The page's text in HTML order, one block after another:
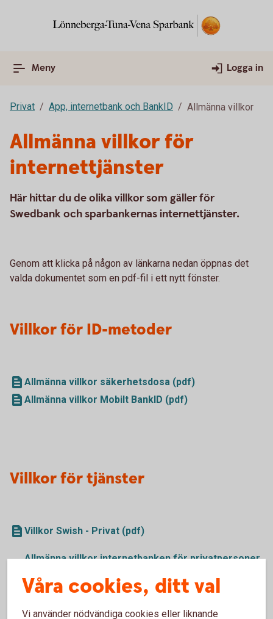
Meny Logga in
Privat App, internetbank och BankID Allmänna villkor
Allmänna villkor för
internettjänster
Här hittar du de olika villkor som gäller för
Swedbank och sparbankernas internettjänster.
Genom att klicka på någon av länkarna nedan öppnas det
valda dokumentet som en pdf-fil i ett nytt fönster.
Villkor för ID-metoder
Allmänna villkor säkerhetsdosa (pdf)
Allmänna villkor Mobilt BankID (pdf)
Villkor för tjänster
Villkor Swish - Privat (pdf)
Allmänna villkor internetbanken för privatpersoner
Särskilda villkor internetbanken för företag (pdf)
Våra cookies, ditt val
Vi använder nödvändiga cookies eller liknande